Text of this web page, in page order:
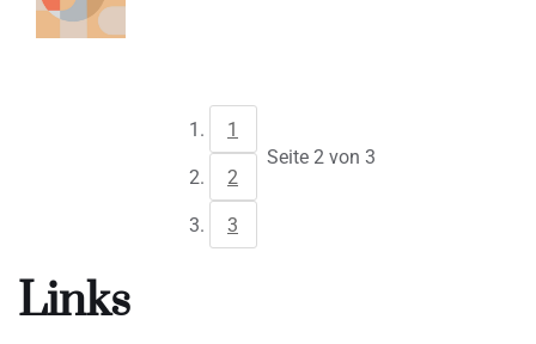
1
2
3
Seite 2 von 3
Links